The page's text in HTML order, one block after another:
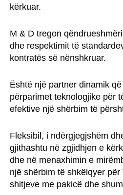
kërkuar.
M & D tregon
dhe respektimit të
kontratës së nënshkruar.
Është një partner dinamik
përparimet teknologjike për
efektive një shërbim të
Fleksibil, i ndërgjegjshëm
gjithashtu në zgjidhjen e
dhe në menaxhimin e
një shërbim të shkëlqyer
shitjeve me pakicë dhe